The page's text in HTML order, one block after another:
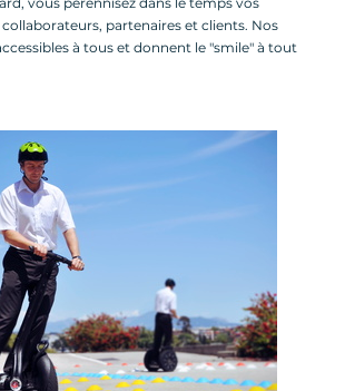
partenaires et clients. Nos
à tous et donnent le "smile" à tout